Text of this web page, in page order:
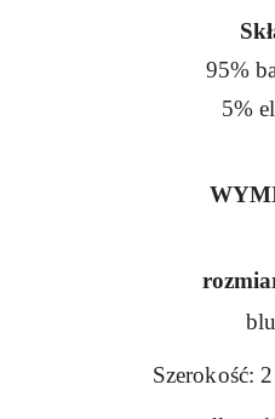
95%
5%
Szerokość: